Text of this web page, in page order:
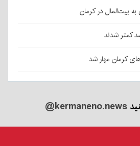
بیت‌المال در کرمان
کرمان مهار شد
@kermaneno.news